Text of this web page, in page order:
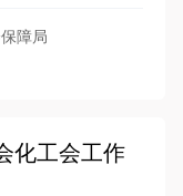
障局
化工会工作